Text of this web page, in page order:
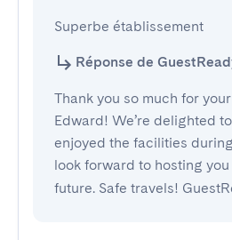
Superbe établissement
Réponse de
Thank you so much for
Edward! We’re delighted
enjoyed the facilities
look forward to hosting
future. Safe travels!